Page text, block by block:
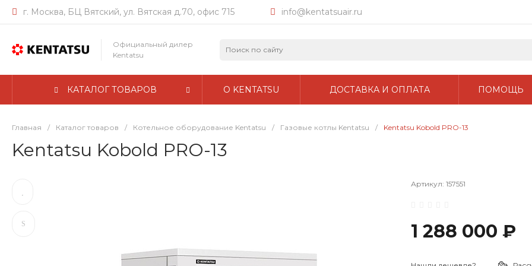
г. Москва, БЦ Вятский, ул. Вятская д.70, офис 715 info@kentatsuair.ru
Официальный дилер
Kentatsu
КАТАЛОГ ТОВАРОВ О KENTATSU ДОСТАВКА И ОПЛАТА ПОМОЩЬ
Главная / Каталог товаров / Котельное оборудование Kentatsu / Газовые котлы Kentatsu / Kentatsu Kobold PRO-13
Kentatsu Kobold PRO-13
Артикул: 157551
1 288 000 ₽